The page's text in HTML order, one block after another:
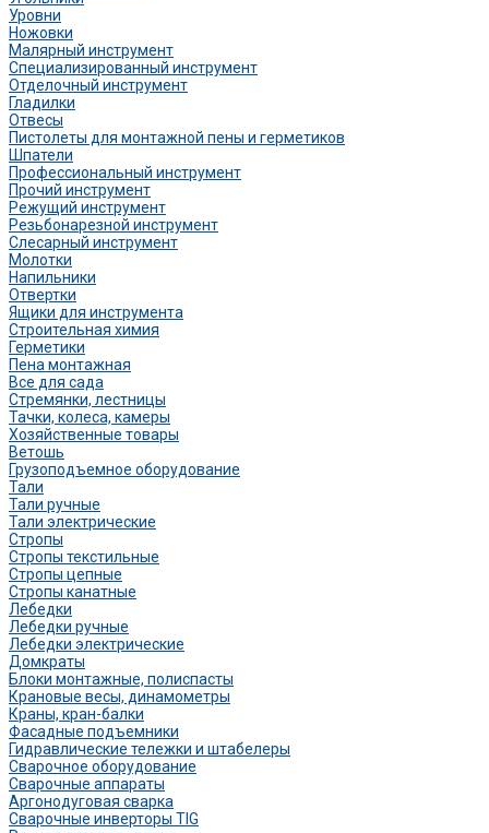
Уровни
Ножовки
Малярный инструмент
Специализированный инструмент
Отделочный инструмент
Гладилки
Отвесы
Пистолеты для монтажной пены и герметиков
Шпатели
Профессиональный инструмент
Прочий инструмент
Режущий инструмент
Резьбонарезной инструмент
Слесарный инструмент
Молотки
Напильники
Отвертки
Ящики для инструмента
Строительная химия
Герметики
Пена монтажная
Все для сада
Стремянки, лестницы
Тачки, колеса, камеры
Хозяйственные товары
Ветошь
Грузоподъемное оборудование
Тали
Тали ручные
Тали электрические
Стропы
Стропы текстильные
Стропы цепные
Стропы канатные
Лебедки
Лебедки ручные
Лебедки электрические
Домкраты
Блоки монтажные, полиспасты
Крановые весы, динамометры
Краны, кран-балки
Фасадные подъемники
Гидравлические тележки и штабелеры
Сварочное оборудование
Сварочные аппараты
Аргонодуговая сварка
Сварочные инверторы TIG